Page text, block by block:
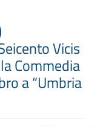
Vicis
Commedia
a “Umbria